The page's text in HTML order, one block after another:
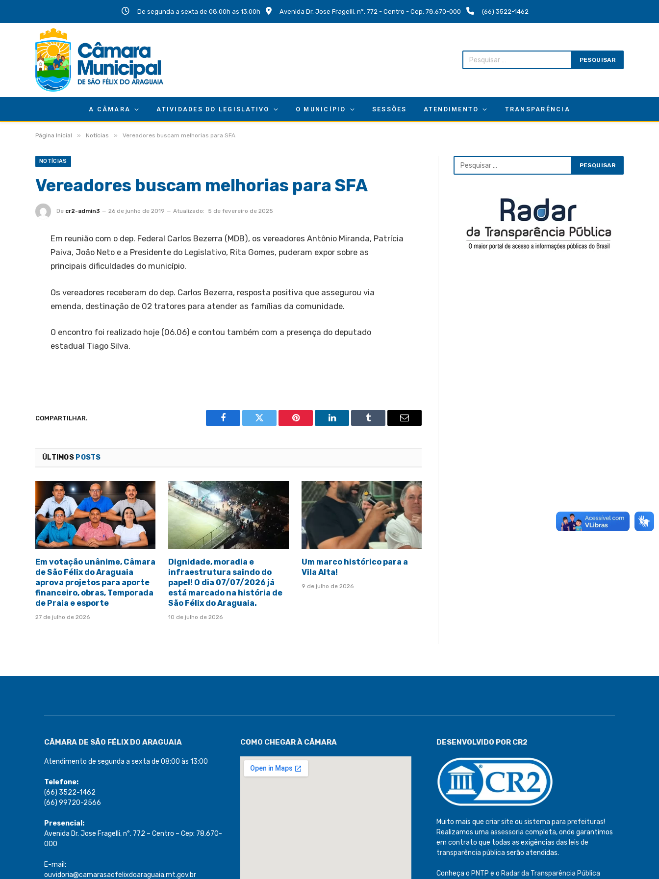
De segunda a sexta de 08:00h as 13:00h Avenida Dr. Jose Fragelli, n°. 772 - Centro - Cep: 78.670-000 (66) 3522-1462
A CÂMARA ATIVIDADES DO LEGISLATIVO O MUNICÍPIO SESSÕES ATENDIMENTO TRANSPARÊNCIA
Página Inicial » Notícias » Vereadores buscam melhorias para SFA
NOTÍCIAS
Vereadores buscam melhorias para SFA
De cr2-admin3 26 de junho de 2019 Atualizado: 5 de fevereiro de 2025
Em reunião com o dep. Federal Carlos Bezerra (MDB), os vereadores Antônio Miranda, Patrícia
Paiva, João Neto e a Presidente do Legislativo, Rita Gomes, puderam expor sobre as
principais dificuldades do município.
Os vereadores receberam do dep. Carlos Bezerra, resposta positiva que assegurou via
emenda, destinação de 02 tratores para atender as famílias da comunidade.
O encontro foi realizado hoje (06.06) e contou também com a presença do deputado
estadual Tiago Silva.
COMPARTILHAR.
Facebook Twitter Pinterest LinkedIn Tumblr Email
ÚLTIMOS POSTS
Em votação unânime, Câmara
de São Félix do Araguaia
aprova projetos para aporte
financeiro, obras, Temporada
de Praia e esporte
27 de julho de 2026
Dignidade, moradia e
infraestrutura saindo do
papel! O dia 07/07/2026 já
está marcado na história de
São Félix do Araguaia.
10 de julho de 2026
Um marco histórico para a
Vila Alta!
9 de julho de 2026
CÂMARA DE SÃO FÉLIX DO ARAGUAIA
Atendimento de segunda a sexta de 08:00 às 13:00
Telefone:
(66) 3522-1462
(66) 99720-2566
Presencial:
Avenida Dr. Jose Fragelli, n°. 772 – Centro – Cep: 78.670-
000
E-mail:
ouvidoria@camarasaofelixdoaraguaia.mt.gov.br
COMO CHEGAR À CÂMARA DESENVOLVIDO POR CR2
Muito mais que criar site ou sistema para prefeituras!
Realizamos uma assessoria completa, onde garantimos
em contrato que todas as exigências das leis de
transparência pública serão atendidas.
Conheça o PNTP e o Radar da Transparência Pública